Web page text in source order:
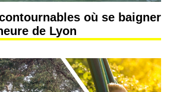
où se baigner
de Lyon